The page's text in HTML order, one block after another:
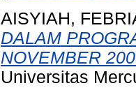
AISYIAH,
DALAM
NOVEMBER
Universitas